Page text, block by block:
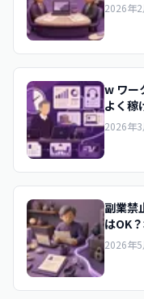
2026年
w ワー
よく稼
2026年
副業禁
はOK
2026年5